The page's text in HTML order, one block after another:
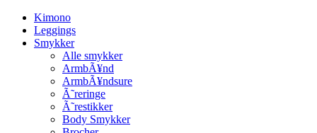
Kimono
Leggings
Smykker
Alle smykker
ArmbÃ¥nd
ArmbÃ¥ndsure
Ã˜reringe
Ã˜restikker
Body Smykker